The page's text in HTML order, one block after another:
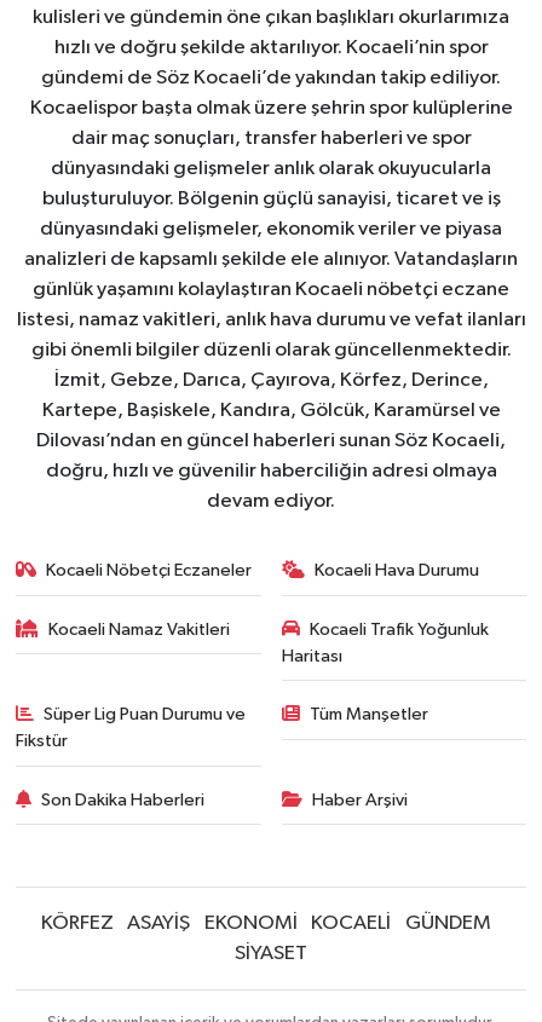
kulisleri ve gündemin öne çıkan başlıkları okurlarımıza
hızlı ve doğru şekilde aktarılıyor. Kocaeli’nin spor
gündemi de Söz Kocaeli’de yakından takip ediliyor.
Kocaelispor başta olmak üzere şehrin spor kulüplerine
dair maç sonuçları, transfer haberleri ve spor
dünyasındaki gelişmeler anlık olarak okuyucularla
buluşturuluyor. Bölgenin güçlü sanayisi, ticaret ve iş
dünyasındaki gelişmeler, ekonomik veriler ve piyasa
analizleri de kapsamlı şekilde ele alınıyor. Vatandaşların
günlük yaşamını kolaylaştıran Kocaeli nöbetçi eczane
listesi, namaz vakitleri, anlık hava durumu ve vefat ilanları
gibi önemli bilgiler düzenli olarak güncellenmektedir.
İzmit, Gebze, Darıca, Çayırova, Körfez, Derince,
Kartepe, Başiskele, Kandıra, Gölcük, Karamürsel ve
Dilovası’ndan en güncel haberleri sunan Söz Kocaeli,
doğru, hızlı ve güvenilir haberciliğin adresi olmaya
devam ediyor.
Kocaeli Nöbetçi Eczaneler Kocaeli Hava Durumu
Kocaeli Namaz Vakitleri
Kocaeli Trafik Yoğunluk
Haritası
Süper Lig Puan Durumu ve
Fikstür
Tüm Manşetler
Son Dakika Haberleri Haber Arşivi
KÖRFEZ ASAYİŞ EKONOMİ KOCAELİ
GÜNDEM
SİYASET